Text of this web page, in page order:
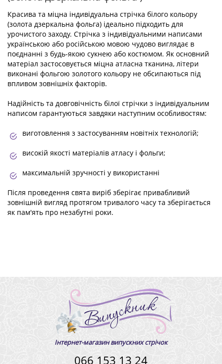
Красива та міцна індивідуальна стрічка білого кольору
(золота дзеркальна фольга) ідеально підходить для
урочистого заходу. Стрічка з індивідуальними написами
українською або російською мовою чудово виглядає в
поєднанні з будь-якою сукнею або костюмом. Як основний
матеріал застосовується міцна атласна тканина, літери
виконані фольгою золотого кольору не обсипаються під
впливом зовнішніх факторів.
Надійність та довговічність білої стрічки з індивідуальним
написом гарантуються завдяки наступним особливостям:
виготовлення з застосуванням новітніх технологій;
високій якості матеріалів атласу і фольги;
максимальній зручності у використанні
Після проведення свята виріб зберігає привабливий
зовнішній вигляд протягом тривалого часу та зберігається
як пам'ять про незабутні роки.
Інтернет-магазин випускних стрічок
066 153 13 24